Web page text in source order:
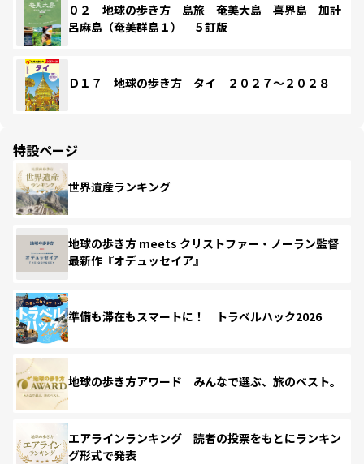
０２ 地球の歩き方 島旅 奄美大島 喜界島 加計
呂麻島（奄美群島１） ５訂版
Ｄ１７ 地球の歩き方 タイ ２０２７～２０２８
特設ページ
世界遺産ランキング
地球の歩き方 meets クリストファー・ノーラン監督
最新作『オデュッセイア』
準備も滞在もスマートに！ トラベルハック2026
地球の歩き方アワード みんなで選ぶ、旅のベスト。
エアラインランキング 読者の投票をもとにランキン
グ形式で発表